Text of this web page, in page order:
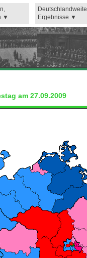
Deutschlandweite
Ergebnisse
am 27.09.2009